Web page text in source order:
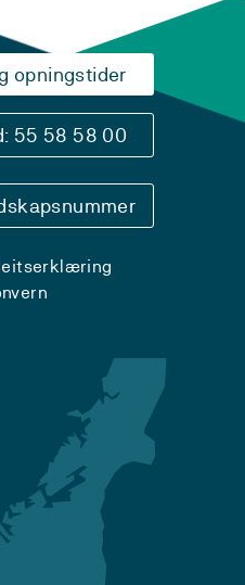
opningstider
55 58 58 00